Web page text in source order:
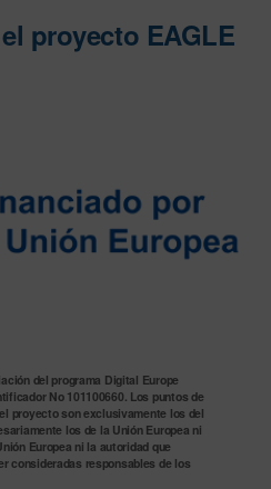
proyecto EAGLE
del programa Digital Europe
No 101100660. Los puntos de
proyecto son exclusivamente los del
los de la Unión Europea ni
Europea ni la autoridad que
consideradas responsables de los